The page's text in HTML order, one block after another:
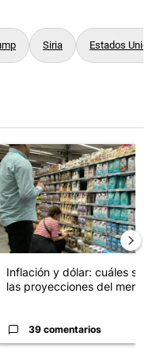
Siria Estados
"La violencia sigue en
artículo de tendencia con
Inflación y dólar: cuáles son
las proyecciones del merc...
39 comentarios